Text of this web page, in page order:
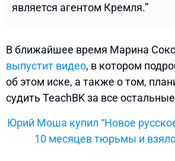
является агентом Кремля.”
В ближайшее время Марина
выпустит видео, в котором
об этом иске, а также о том,
судить TeachBK за все
Юрий Моша купил “Новое
10 месяцев тюрьмы и